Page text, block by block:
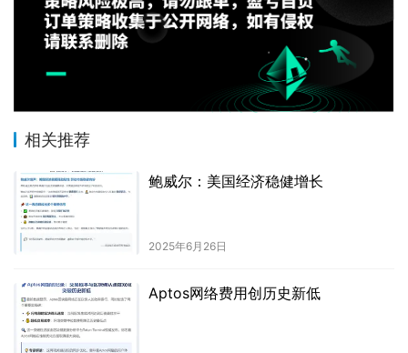
相关推荐
鲍威尔：美国经济稳健增长
2025年6月26日
Aptos网络费用创历史新低